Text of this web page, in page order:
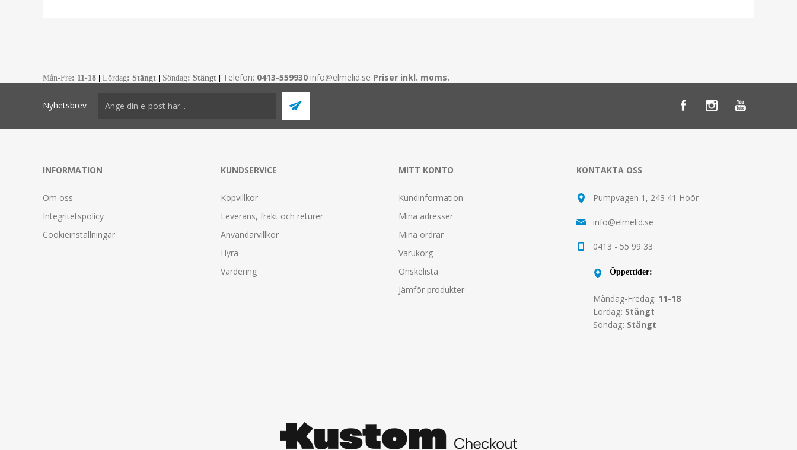
Mån-Fre: 11-18 Lördag: Stängt Söndag: Stängt Telefon: 0413-559930 info@elmelid.se Priser inkl. moms.
Nyhetsbrev
INFORMATION
Om oss
Integritetspolicy
Cookieinställningar
KUNDSERVICE
Köpvillkor
Leverans, frakt och returer
Användarvillkor
Hyra
Värdering
MITT KONTO
Kundinformation
Mina adresser
Mina ordrar
Varukorg
Önskelista
Jämför produkter
KONTAKTA OSS
Pumpvägen 1, 243 41 Höör
info@elmelid.se
0413 - 55 99 33
Öppettider:
Måndag-Fredag: 11-18
Lördag: Stängt
Söndag: Stängt